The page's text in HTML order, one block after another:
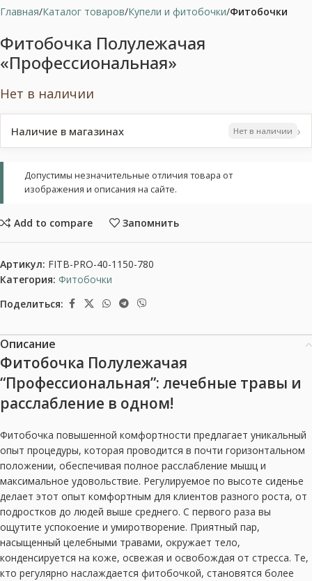
Главная Каталог товаров Купели и фитобочки Фитобочки
Фитобочка Полулежачая
«Профессиональная»
Нет в наличии
Наличие в магазинах Нет в наличии ›
Допустимы незначительные отличия товара от
изображения и описания на сайте.
Add to compare Запомнить
Артикул: FITB-PRO-40-1150-780
Категория: Фитобочки
Поделиться:
Описание
Фитобочка Полулежачая
“Профессиональная”: лечебные травы и
расслабление в одном!
Фитобочка повышенной комфортности предлагает уникальный
опыт процедуры, которая проводится в почти горизонтальном
положении, обеспечивая полное расслабление мышц и
максимальное удовольствие. Регулируемое по высоте сиденье
делает этот опыт комфортным для клиентов разного роста, от
подростков до людей выше среднего. С первого раза вы
ощутите успокоение и умиротворение. Приятный пар,
насыщенный целебными травами, окружает тело,
конденсируется на коже, освежая и освобождая от стресса. Те,
кто регулярно наслаждается фитобочкой, становятся более